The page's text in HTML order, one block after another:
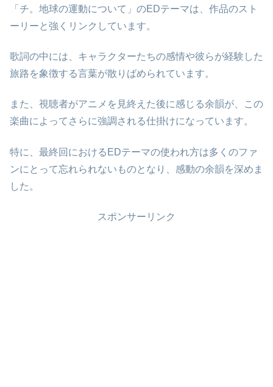
「チ。地球の運動について」のEDテーマは、作品のスト
ーリーと強くリンクしています。
歌詞の中には、キャラクターたちの感情や彼らが経験した
旅路を象徴する言葉が散りばめられています。
また、視聴者がアニメを見終えた後に感じる余韻が、この
楽曲によってさらに強調される仕掛けになっています。
特に、最終回におけるEDテーマの使われ方は多くのファ
ンにとって忘れられないものとなり、感動の余韻を深めま
した。
スポンサーリンク